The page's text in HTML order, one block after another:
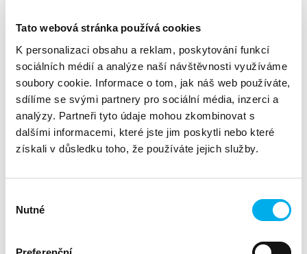
Tato webová stránka používá cookies
K personalizaci obsahu a reklam, poskytování funkcí
sociálních médií a analýze naší návštěvnosti využíváme
soubory cookie. Informace o tom, jak náš web používáte,
sdílíme se svými partnery pro sociální média, inzerci a
analýzy. Partneři tyto údaje mohou zkombinovat s
dalšími informacemi, které jste jim poskytli nebo které
získali v důsledku toho, že používáte jejich služby.
souhlasu
Nutné
za sportovním zážitkem a rádi bychom pozvali i vás včetně
doprovodu i vašich dětí.
Těšit se můžete nejen na tenis, ale i jiné sportovní aktivity
pro nejmenší, a to vše pod vedením trenérů LOB Bohnice.
Připraveny budou tři kategorie:
• děti do 8 let
• děti do 13 let
• 14 let a více
Místo: Lob Sports Academy, Bukolská 570, Praha 8 –
Harmonogram*:
10:00 tenisový trénink (trenink bude rozdělen a přizpůsoben